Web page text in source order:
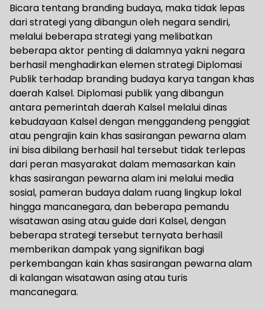
Bicara tentang branding budaya, maka tidak lepas
dari strategi yang dibangun oleh negara sendiri,
melalui beberapa strategi yang melibatkan
beberapa aktor penting di dalamnya yakni negara
berhasil menghadirkan elemen strategi Diplomasi
Publik terhadap branding budaya karya tangan khas
daerah Kalsel. Diplomasi publik yang dibangun
antara pemerintah daerah Kalsel melalui dinas
kebudayaan Kalsel dengan menggandeng penggiat
atau pengrajin kain khas sasirangan pewarna alam
ini bisa dibilang berhasil hal tersebut tidak terlepas
dari peran masyarakat dalam memasarkan kain
khas sasirangan pewarna alam ini melalui media
sosial, pameran budaya dalam ruang lingkup lokal
hingga mancanegara, dan beberapa pemandu
wisatawan asing atau guide dari Kalsel, dengan
beberapa strategi tersebut ternyata berhasil
memberikan dampak yang signifikan bagi
perkembangan kain khas sasirangan pewarna alam
di kalangan wisatawan asing atau turis
mancanegara.